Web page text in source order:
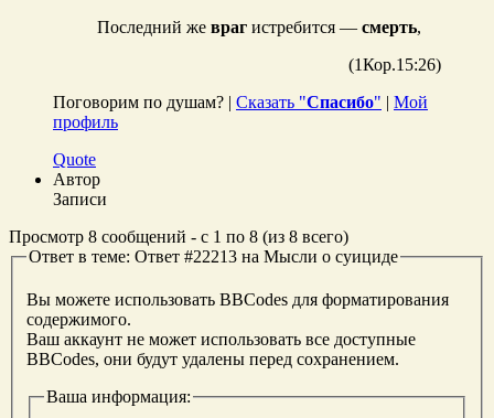
Последний же враг истребится — смерть,
(1Кор.15:26)
Поговорим по душам? | Сказать "Спасибо" | Мой
профиль
Quote
Автор
Записи
Просмотр 8 сообщений - с 1 по 8 (из 8 всего)
Ответ в теме: Ответ #22213 на Мысли о суициде
Вы можете использовать BBCodes для форматирования
содержимого.
Ваш аккаунт не может использовать все доступные
BBCodes, они будут удалены перед сохранением.
Ваша информация: